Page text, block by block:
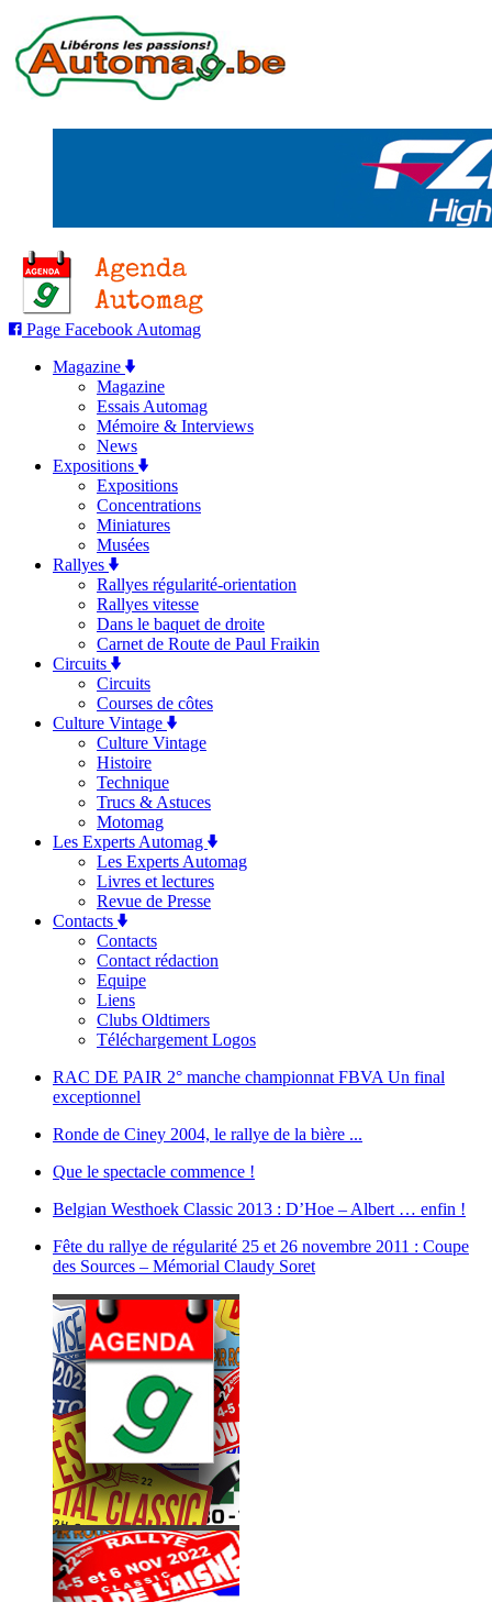
Page Facebook Automag
Magazine
Magazine
Essais Automag
Mémoire & Interviews
News
Expositions
Expositions
Concentrations
Miniatures
Musées
Rallyes
Rallyes régularité-orientation
Rallyes vitesse
Dans le baquet de droite
Carnet de Route de Paul Fraikin
Circuits
Circuits
Courses de côtes
Culture Vintage
Culture Vintage
Histoire
Technique
Trucs & Astuces
Motomag
Les Experts Automag
Les Experts Automag
Livres et lectures
Revue de Presse
Contacts
Contacts
Contact rédaction
Equipe
Liens
Clubs Oldtimers
Téléchargement Logos
RAC DE PAIR 2° manche championnat FBVA Un final
exceptionnel
Ronde de Ciney 2004, le rallye de la bière ...
Que le spectacle commence !
Belgian Westhoek Classic 2013 : D’Hoe – Albert … enfin !
Fête du rallye de régularité 25 et 26 novembre 2011 : Coupe
des Sources – Mémorial Claudy Soret